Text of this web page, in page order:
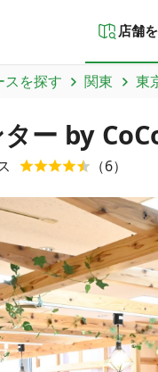
店舗
スを探す 関東 東
ー by
（6）